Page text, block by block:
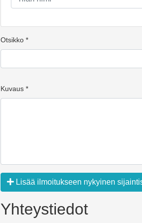
Otsikko *
Kuvaus *
Lisää ilmoitukseen nykyinen
Yhteystiedot